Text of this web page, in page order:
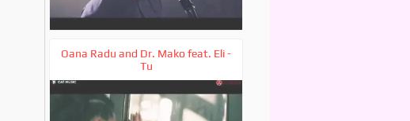
Oana Radu and Dr. Mako feat. Eli -
Tu